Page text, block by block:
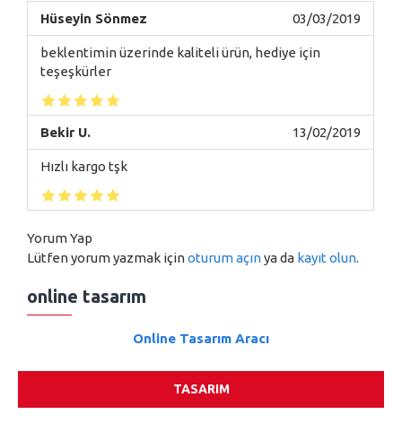
Hüseyin Sönmez 03/03/2019
beklentimin üzerinde kaliteli ürün, hediye için
teşeşkürler
Bekir U. 13/02/2019
Hızlı kargo tşk
Yorum Yap
Lütfen yorum yazmak içinoturum açınya da kayıt olun.
online tasarım
Online Tasarım Aracı
TASARIM